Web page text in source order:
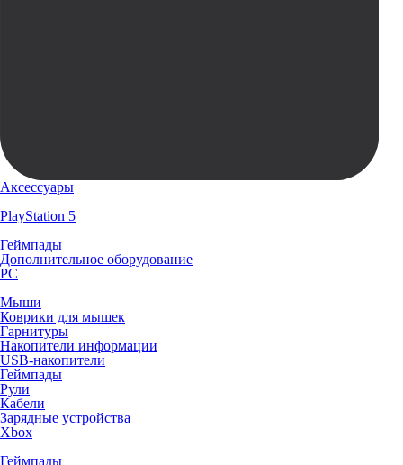
Аксессуары
PlayStation 5
Геймпады
Дополнительное оборудование
PC
Мыши
Коврики для мышек
Гарнитуры
Накопители информации
USB-накопители
Геймпады
Рули
Кабели
Зарядные устройства
Xbox
Геймпады